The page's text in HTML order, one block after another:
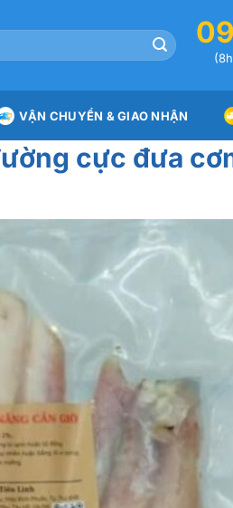
VẬN CHUYỂN & GIAO NHẬN
cực đưa